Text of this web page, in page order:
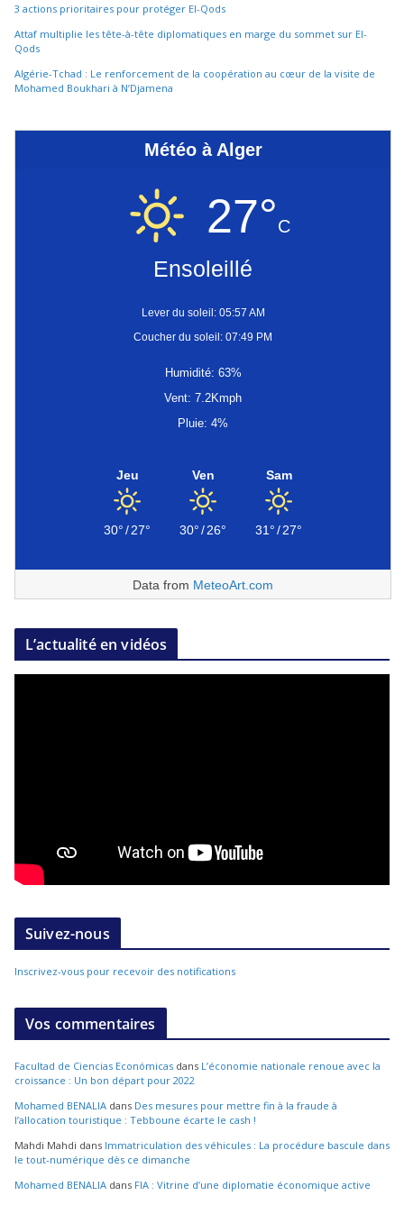
3 actions prioritaires pour protéger El-Qods
Attaf multiplie les tête-à-tête diplomatiques en marge du sommet sur El-
Qods
Algérie-Tchad : Le renforcement de la coopération au cœur de la visite de
Mohamed Boukhari à N’Djamena
Météo à Alger
27°C
Ensoleillé
Lever du soleil: 05:57 AM
Coucher du soleil: 07:49 PM
Humidité: 63%
Vent: 7.2Kmph
Pluie: 4%
Jeu
30°/27°
Ven
30°/26°
Sam
31°/27°
Data from MeteoArt.com
L’actualité en vidéos
Suivez-nous
Inscrivez-vous pour recevoir des notifications
Vos commentaires
Facultad de Ciencias Económicas dans L’économie nationale renoue avec la
croissance : Un bon départ pour 2022
Mohamed BENALIA dans Des mesures pour mettre fin à la fraude à
l’allocation touristique : Tebboune écarte le cash !
Mahdi Mahdi dans Immatriculation des véhicules : La procédure bascule dans
le tout-numérique dès ce dimanche
Mohamed BENALIA dans FIA : Vitrine d’une diplomatie économique active